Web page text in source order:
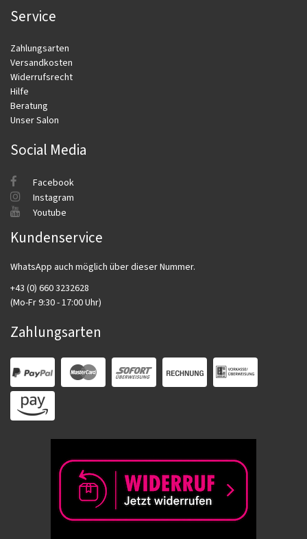
Service
Zahlungsarten
Versandkosten
Widerrufsrecht
Hilfe
Beratung
Unser Salon
Social Media
Facebook
Instagram
Youtube
Kundenservice
WhatsApp auch möglich über dieser Nummer.
+43 (0) 660 3232628
(Mo-Fr 9:30 - 17:00 Uhr)
Zahlungsarten